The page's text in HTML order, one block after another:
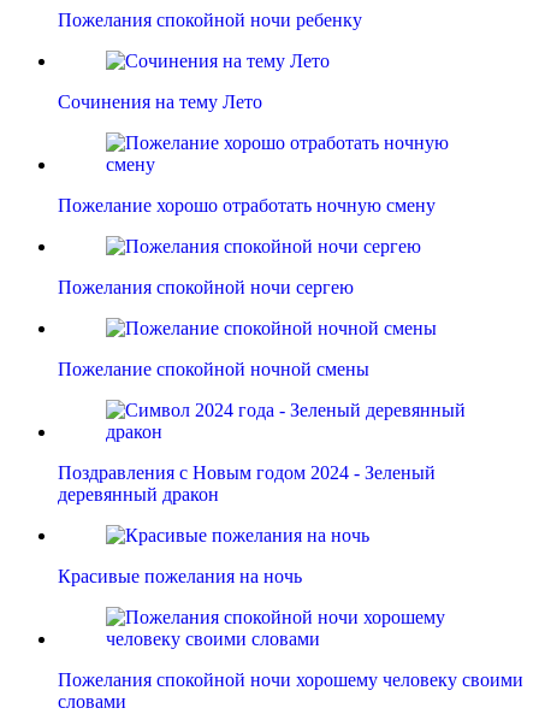
Пожелания спокойной ночи ребенку
Сочинения на тему Лето
Пожелание хорошо отработать ночную смену
Пожелания спокойной ночи сергею
Пожелание спокойной ночной смены
Поздравления с Новым годом 2024 - Зеленый
деревянный дракон
Красивые пожелания на ночь
Пожелания спокойной ночи хорошему человеку своими
словами